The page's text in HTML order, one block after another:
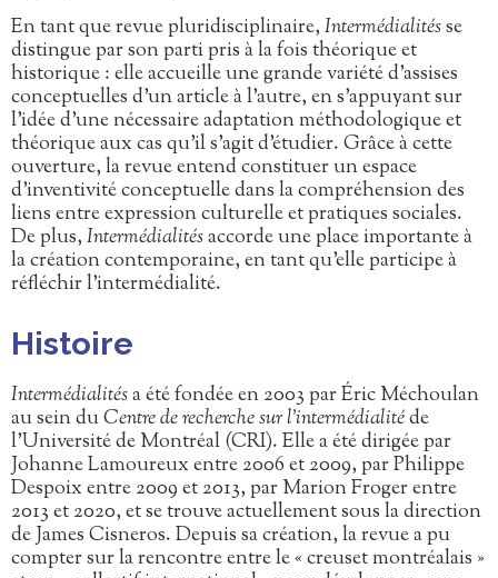
En tant que revue pluridisciplinaire,Intermédialitésse
distingue par son parti pris à la fois théorique et
historique : elle accueille une grande variété d’assises
conceptuelles d’un article à l’autre, en s’appuyant sur
l’idée d’une nécessaire adaptation méthodologique et
théorique aux cas qu’il s’agit d’étudier. Grâce à cette
ouverture, la revue entend constituer un espace
d’inventivité conceptuelle dans la compréhension des
liens entre expression culturelle et pratiques sociales.
De plus,Intermédialitésaccorde une place importante à
la création contemporaine, en tant qu’elle participe à
réfléchir l’intermédialité.
Histoire
Intermédialitésa été fondée en 2003 par Éric Méchoulan
au sein duCentre de recherche sur l’intermédialitéde
l’Université de Montréal (CRI). Elle a été dirigée par
Johanne Lamoureux entre 2006 et 2009, par Philippe
Despoix entre 2009 et 2013, par Marion Froger entre
2013 et 2020, et se trouve actuellement sous la direction
de James Cisneros. Depuis sa création, la revue a pu
compter sur la rencontre entre le « creuset montréalais »